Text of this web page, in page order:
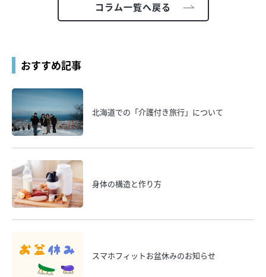
コラム一覧へ戻る
おすすめ記事
北海道での「介護付き旅行」について
身体の構造と作り方
スマホフィットお盆休みのお知らせ